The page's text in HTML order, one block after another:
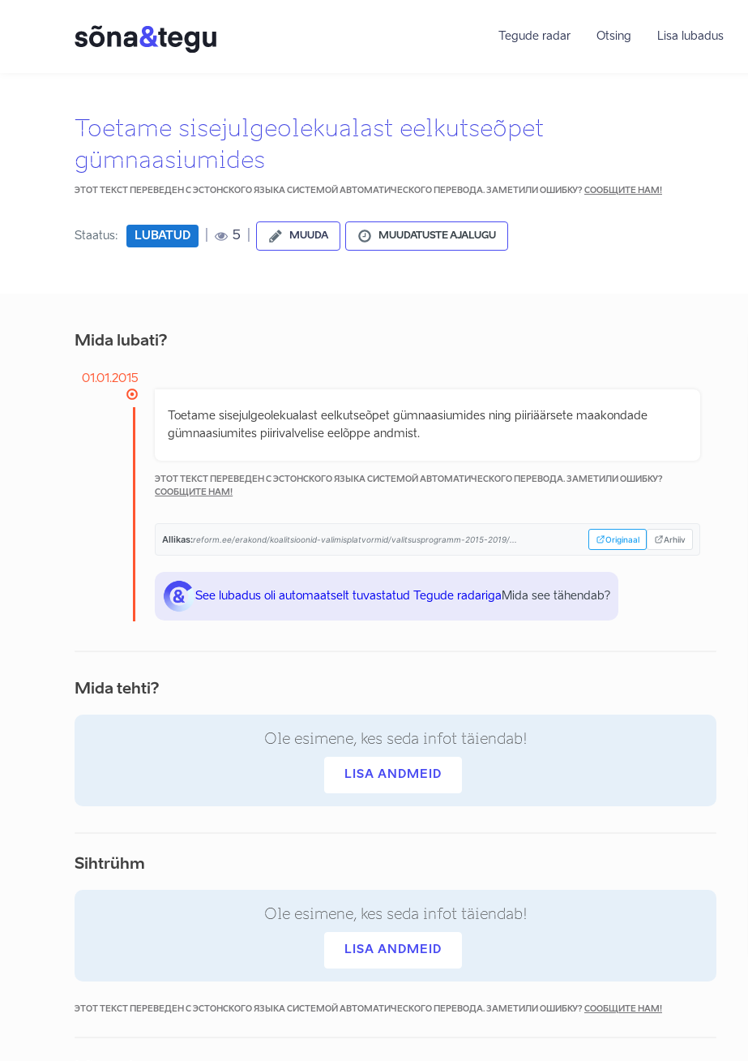
Tegude radar Otsing Lisa lubadus
Toetame sisejulgeolekualast eelkutseõpet
gümnaasiumides
ЭТОТ ТЕКСТ ПЕРЕВЕДЕН С ЭСТОНСКОГО ЯЗЫКА СИСТЕМОЙ АВТОМАТИЧЕСКОГО ПЕРЕВОДА. ЗАМЕТИЛИ ОШИБКУ? СООБЩИТЕ НАМ!
Staatus: LUBATUD 5 MUUDA MUUDATUSTE AJALUGU
Mida lubati?
01.01.2015
Toetame sisejulgeolekualast eelkutseõpet gümnaasiumides ning piiriäärsete maakondade
gümnaasiumites piirivalvelise eelõppe andmist.
ЭТОТ ТЕКСТ ПЕРЕВЕДЕН С ЭСТОНСКОГО ЯЗЫКА СИСТЕМОЙ АВТОМАТИЧЕСКОГО ПЕРЕВОДА. ЗАМЕТИЛИ ОШИБКУ?
СООБЩИТЕ НАМ!
Allikas:reform.ee/erakond/koalitsioonid-valimisplatvormid/valitsusprogramm-2015-2019/... Originaal Arhiiv
See lubadus oli automaatselt tuvastatud Tegude radariga Mida see tähendab?
Mida tehti?
Ole esimene, kes seda infot täiendab!
LISA ANDMEID
Sihtrühm
Ole esimene, kes seda infot täiendab!
LISA ANDMEID
ЭТОТ ТЕКСТ ПЕРЕВЕДЕН С ЭСТОНСКОГО ЯЗЫКА СИСТЕМОЙ АВТОМАТИЧЕСКОГО ПЕРЕВОДА. ЗАМЕТИЛИ ОШИБКУ? СООБЩИТЕ НАМ!